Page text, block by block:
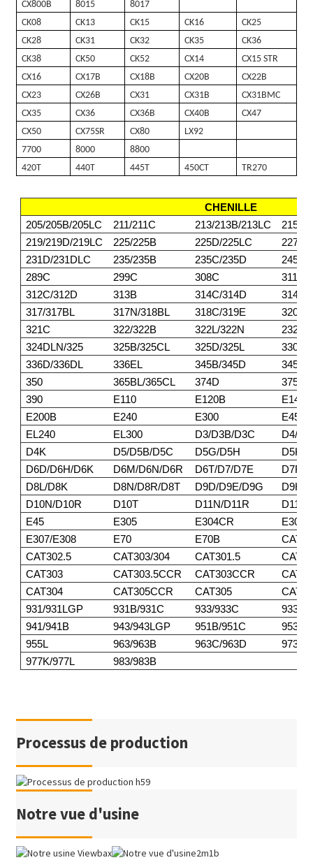
CX800B 8015
8017
CK08
CK13 CK15 CK16
CK25
CK28
CK31 CK32 CK35
CK36
CK38
CK50 CK52 CX14
CX15 STR
CX16
CX17B CX18B CX20B
CX22B
CX23
CX26B CX31 CX31B
CX31BMC
CX35
CX36 CX36B CX40B
CX47
CX50
CX75SR CX80
LX92
7700
8000
8800
420T
440T 445T 450CT TR270
CHENILLE
205/205B/205LC
211/211C 213/213B/213LC
215/
219/219D/219LC
225/225B 225D/225LC
227
231D/231DLC
235/235B 235C/235D
245/
289C
299C 308C
311/
312C/312D
313B 314C/314D
314E/
317/317BL
317N/318BL 318C/319E
321C
322/322B 322L/322N
324DLN/325
325B/325CL 325D/325L
330/
336D/336DL
336EL 345B/345D
345DL
350
365BL/365CL 374D
375/
390
E110 E120B
E140
E200B
E240 E300
E450
EL240
EL300 D3/D3B/D3C
D4/
D4K
D5/D5B/D5C D5G/D5H
D5K/
D6D/D6H/D6K
D6M/D6N/D6R D6T/D7/D7E
D7F/
D8L/D8K
D8N/D8R/D8T D9D/D9E/D9G
D9H/
D10N/D10R
D10T D11N/D11R
D11T
E45
E305 E304CR
E307/E308
E70 E70B
CAT302.5
CAT303/304 CAT301.5
CAT303
CAT303.5CCR CAT303CCR
CAT304
CAT305CCR CAT305
931/931LGP
931B/931C 933/933C
933F/
941/941B
943/943LGP 951B/951C
953/
955L
963/963B 963C/963D
973
977K/977L
983/983B
Processus de production
Notre vue d'usine